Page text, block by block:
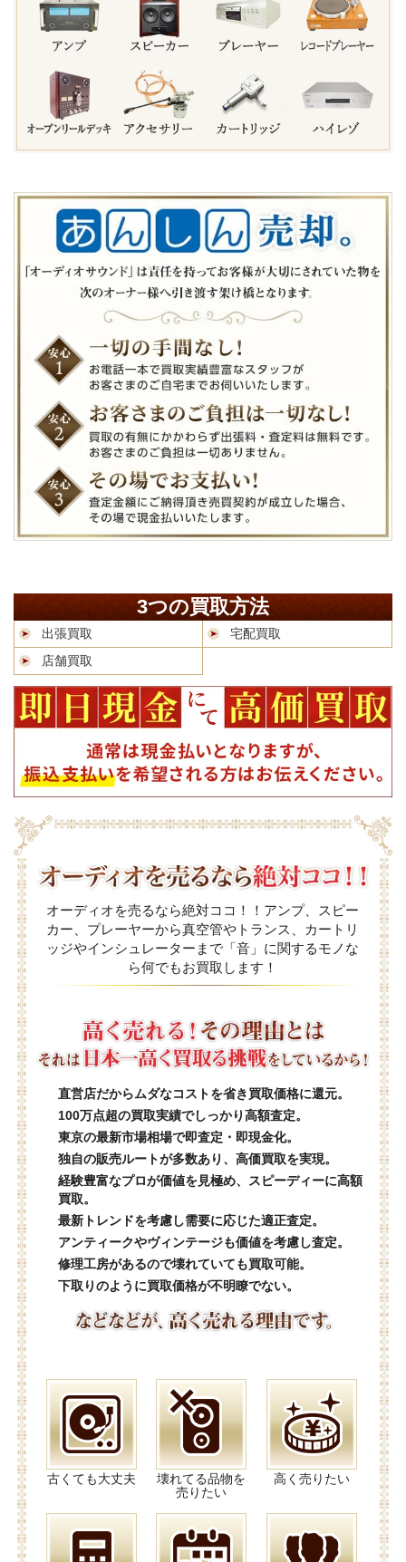
3つの買取方法
出張買取
宅配買取
店舗買取
オーディオを売るなら絶対ココ！！アンプ、スピー
カー、プレーヤーから真空管やトランス、カートリ
ッジやインシュレーターまで「音」に関するモノな
ら何でもお買取します！
直営店だからムダなコストを省き買取価格に還元。
100万点超の買取実績でしっかり高額査定。
東京の最新市場相場で即査定・即現金化。
独自の販売ルートが多数あり、高価買取を実現。
経験豊富なプロが価値を見極め、スピーディーに高額
買取。
最新トレンドを考慮し需要に応じた適正査定。
アンティークやヴィンテージも価値を考慮し査定。
修理工房があるので壊れていても買取可能。
下取りのように買取価格が不明瞭でない。
古くても大丈夫
壊れてる品物を
売りたい
高く売りたい